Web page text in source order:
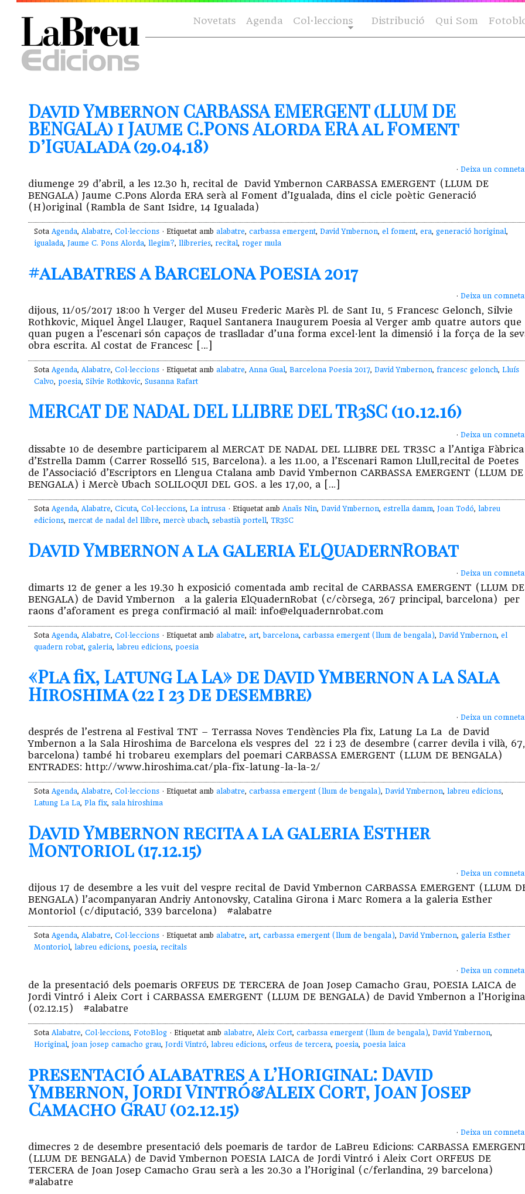
Novetats Agenda Col·leccions Distribució Qui Som
David Ymbernon CARBASSA EMERGENT (LLUM DE
BENGALA) i Jaume C.Pons Alorda ERA al Foment
d’Igualada (29.04.18)
· Deixa un
diumenge 29 d’abril, a les 12.30 h, recital de David Ymbernon CARBASSA EMERGENT (LLUM DE
BENGALA) Jaume C.Pons Alorda ERA serà al Foment d’Igualada, dins el cicle poètic Generació
(H)original (Rambla de Sant Isidre, 14 Igualada)
Sota Agenda, Alabatre, Col·leccions · Etiquetat amb alabatre, carbassa emergent, David Ymbernon, el foment, era, generació horiginal,
igualada, Jaume C. Pons Alorda, llegim?, llibreries, recital, roger mula
#alabatres a Barcelona Poesia 2017
· Deixa un
dijous, 11/05/2017 18:00 h Verger del Museu Frederic Marès Pl. de Sant Iu, 5 Francesc Gelonch, Silvie
Rothkovic, Miquel Àngel Llauger, Raquel Santanera Inaugurem Poesia al Verger amb quatre autors que
quan pugen a l’escenari són capaços de traslladar d’una forma excel·lent la dimensió i la força de la
obra escrita. Al costat de Francesc […]
Sota Agenda, Alabatre, Col·leccions · Etiquetat amb alabatre, Anna Gual, Barcelona Poesia 2017, David Ymbernon, francesc gelonch, Lluís
Calvo, poesia, Silvie Rothkovic, Susanna Rafart
MERCAT DE NADAL DEL LLIBRE DEL TR3SC (10.12.16)
· Deixa un
dissabte 10 de desembre participarem al MERCAT DE NADAL DEL LLIBRE DEL TR3SC a l’Antiga Fàbrica
d’Estrella Damm (Carrer Rosselló 515, Barcelona). a les 11.00, a l’Escenari Ramon Llull,recital de Poetes
de l’Associació d’Escriptors en Llengua Ctalana amb David Ymbernon CARBASSA EMERGENT (LLUM DE
BENGALA) i Mercè Ubach SOLILOQUI DEL GOS. a les 17,00, a […]
Sota Agenda, Alabatre, Cicuta, Col·leccions, La intrusa · Etiquetat amb Anaïs Nin, David Ymbernon, estrella damm, Joan Todó, labreu
edicions, mercat de nadal del llibre, mercè ubach, sebastià portell, TR3SC
David Ymbernon a la galeria ElQuadernRobat
· Deixa un
dimarts 12 de gener a les 19.30 h exposició comentada amb recital de CARBASSA EMERGENT (LLUM DE
BENGALA) de David Ymbernon a la galeria ElQuadernRobat (c/còrsega, 267 principal, barcelona) per
raons d’aforament es prega confirmació al mail: info@elquadernrobat.com
Sota Agenda, Alabatre, Col·leccions · Etiquetat amb alabatre, art,barcelona, carbassa emergent (llum de bengala), David Ymbernon, el
quadern robat, galeria, labreu edicions, poesia
«Pla fix, Latung La La» de David Ymbernon a la Sala
Hiroshima (22 i 23 de desembre)
· Deixa un
després de l’estrena al Festival TNT – Terrassa Noves Tendències Pla fix, Latung La La de David
Ymbernon a la Sala Hiroshima de Barcelona els vespres del 22 i 23 de desembre (carrer devila i vilà, 67,
barcelona) també hi trobareu exemplars del poemari CARBASSA EMERGENT (LLUM DE BENGALA)
ENTRADES: http://www.hiroshima.cat/pla-fix-latung-la-la-2/
Sota Agenda, Alabatre, Col·leccions · Etiquetat amb alabatre, carbassa emergent (llum de bengala), David Ymbernon, labreu edicions,
Latung La La, Pla fix, sala hiroshima
David Ymbernon recita a la galeria Esther
Montoriol (17.12.15)
· Deixa un
dijous 17 de desembre a les vuit del vespre recital de David Ymbernon CARBASSA EMERGENT (LLUM
BENGALA) l’acompanyaran Andriy Antonovsky, Catalina Girona i Marc Romera a la galeria Esther
Montoriol (c/diputació, 339 barcelona) #alabatre
Sota Agenda, Alabatre, Col·leccions · Etiquetat amb alabatre, art, carbassa emergent (llum de bengala), David Ymbernon, galeria Esther
Montoriol, labreu edicions, poesia, recitals
· Deixa un
de la presentació dels poemaris ORFEUS DE TERCERA de Joan Josep Camacho Grau, POESIA LAICA de
Jordi Vintró i Aleix Cort i CARBASSA EMERGENT (LLUM DE BENGALA) de David Ymbernon a
(02.12.15) ‪#‎alabatre‬
Sota Alabatre, Col·leccions, FotoBlog · Etiquetat amb alabatre, Aleix Cort, carbassa emergent (llum de bengala), David Ymbernon,
Horiginal, joan josep camacho grau, Jordi Vintró, labreu edicions, orfeus de tercera, poesia, poesia laica
presentació alabatres a l’Horiginal: David
Ymbernon, Jordi Vintró&Aleix Cort, Joan Josep
Camacho Grau (02.12.15)
· Deixa un
dimecres 2 de desembre presentació dels poemaris de tardor de LaBreu Edicions: CARBASSA
(LLUM DE BENGALA) de David Ymbernon POESIA LAICA de Jordi Vintró i Aleix Cort ORFEUS DE
TERCERA de Joan Josep Camacho Grau serà a les 20.30 a l’Horiginal (c/ferlandina, 29 barcelona)
#alabatre